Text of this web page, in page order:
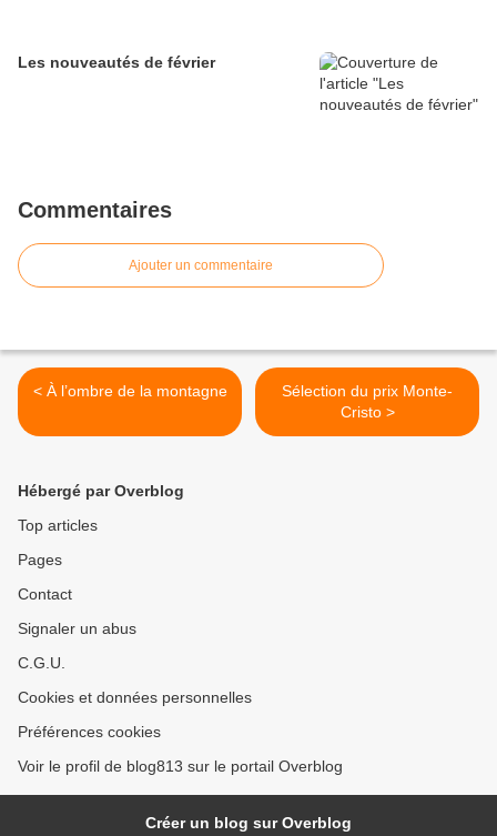
Les nouveautés de février
Commentaires
Ajouter un commentaire
< À l’ombre de la montagne
Sélection du prix Monte-
Cristo >
Hébergé par Overblog
Top articles
Pages
Contact
Signaler un abus
C.G.U.
Cookies et données personnelles
Préférences cookies
Voir le profil de blog813 sur le portail Overblog
Créer un blog sur Overblog